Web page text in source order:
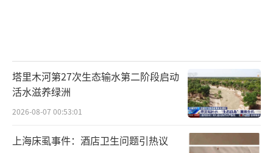
塔里木河第27次生态输水第二阶段启动
活水滋养绿洲
2026-08-07 00:53:01
上海床虱事件：酒店卫生问题引热议